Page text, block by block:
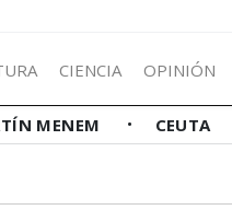
CIENCIA OPINIÓN
MENEM CEUTA